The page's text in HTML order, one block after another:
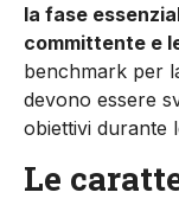
la fase
committente e
benchmark per
devono essere
obiettivi durante
Le